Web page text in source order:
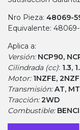
Nro Pieza: 48069-
Equivalente: 48069-
Aplica a:
Versión: NCP90,
Cilindrada (cc): 1.3,
Motor: 1NZFE,
Transmisión:AT, MT
Tracción:2WD
Combustible: